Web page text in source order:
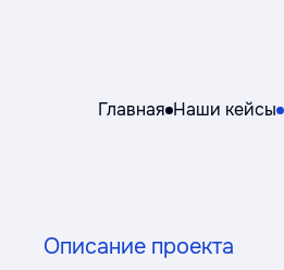
Главная Наши кейсы
Описание проекта